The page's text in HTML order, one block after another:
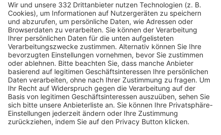
HÄUFIG BESUCHTE SEITEN
Pässe und Vereinswechsel
Trainerausbildung
Schulungsangebot Vereinsmitarbeiter
BFV-Geschäftsstellen
Trainerbörse
Login SpielPlus
FOLGE DEM BFV